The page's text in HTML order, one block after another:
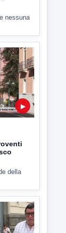
▶
della
▶